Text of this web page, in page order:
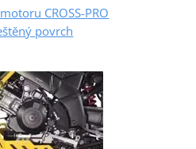
CROSS-PRO
povrch